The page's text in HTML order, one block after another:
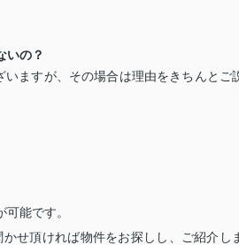
いの？
ますが、その場合は理由をきちんとご
能です。
せ頂ければ物件をお探しし、ご紹介し